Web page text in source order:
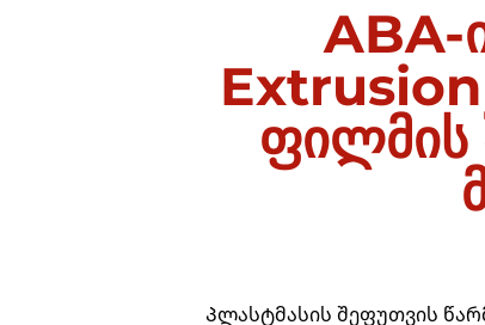
ABA-
Extrusion
ფილმის
Პლასტმასის შეფუთვის